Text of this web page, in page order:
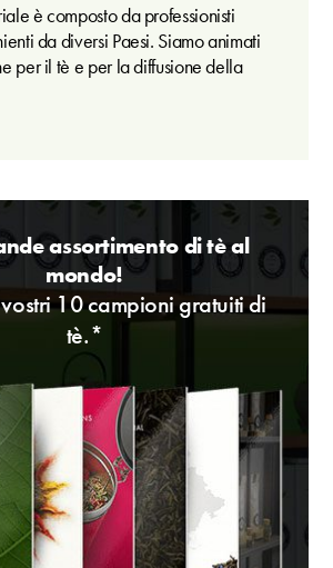
è composto da professionisti
da diversi Paesi. Siamo animati
per il tè e per la diffusione della
assortimento di tè al
mondo!
10 campioni gratuiti di
tè.*